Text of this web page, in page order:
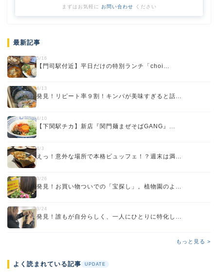
まずはお気軽に お問い合わせ ください
最新記事
5/16
【門司駅付近】平日だけの特別ランチ「choi...
4/13
発見！リピート率９割！キンパが美味すぎると話...
4/10
【下関駅チカ】新店『関門麺まぜそばGANG』...
4/3
えっ！意外な場所で本格ビュッフェ！？週末は満...
3/26
発見！お買い物ついでの「宝探し」。植物園のよ...
3/24
発見！誰もが自分らしく、一人にひとりに特化し...
もっと見る >
よく読まれている記事 UPDATE